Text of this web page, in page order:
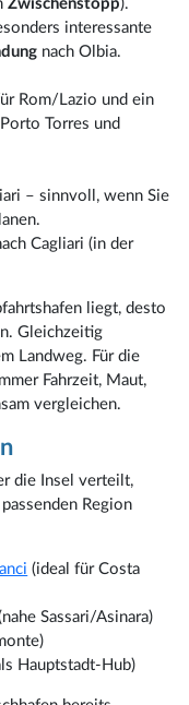
Zwischenstopp).
interessante
nach Olbia.
Rom/Lazio und ein
Torres und
– sinnvoll, wenn Sie
Cagliari (in der
liegt, desto
Gleichzeitig
Landweg. Für die
Fahrzeit, Maut,
vergleichen.
die Insel verteilt,
Region
(ideal für Costa
Sassari/Asinara)
Hauptstadt-Hub)